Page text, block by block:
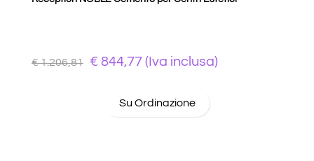
€ 1.206,81 € 844,77 (Iva inclusa)
Su Ordinazione